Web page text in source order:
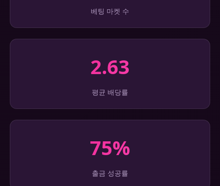
베팅 마켓 수
2.63
평균 배당률
75%
출금 성공률